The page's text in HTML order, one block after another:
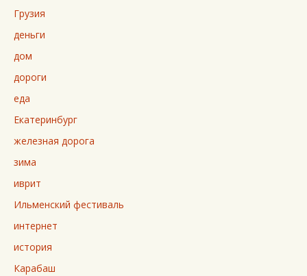
Грузия
деньги
дом
дороги
еда
Екатеринбург
железная дорога
зима
иврит
Ильменский фестиваль
интернет
история
Карабаш